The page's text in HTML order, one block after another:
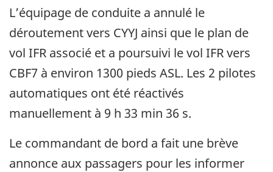
L’équipage de conduite a annulé le
déroutement vers CYYJ ainsi que le plan de
vol IFR associé et a poursuivi le vol IFR vers
CBF7 à environ 1300 pieds ASL. Les 2 pilotes
automatiques ont été réactivés
manuellement à 9 h 33 min 36 s.
Le commandant de bord a fait une brève
annonce aux passagers pour les informer